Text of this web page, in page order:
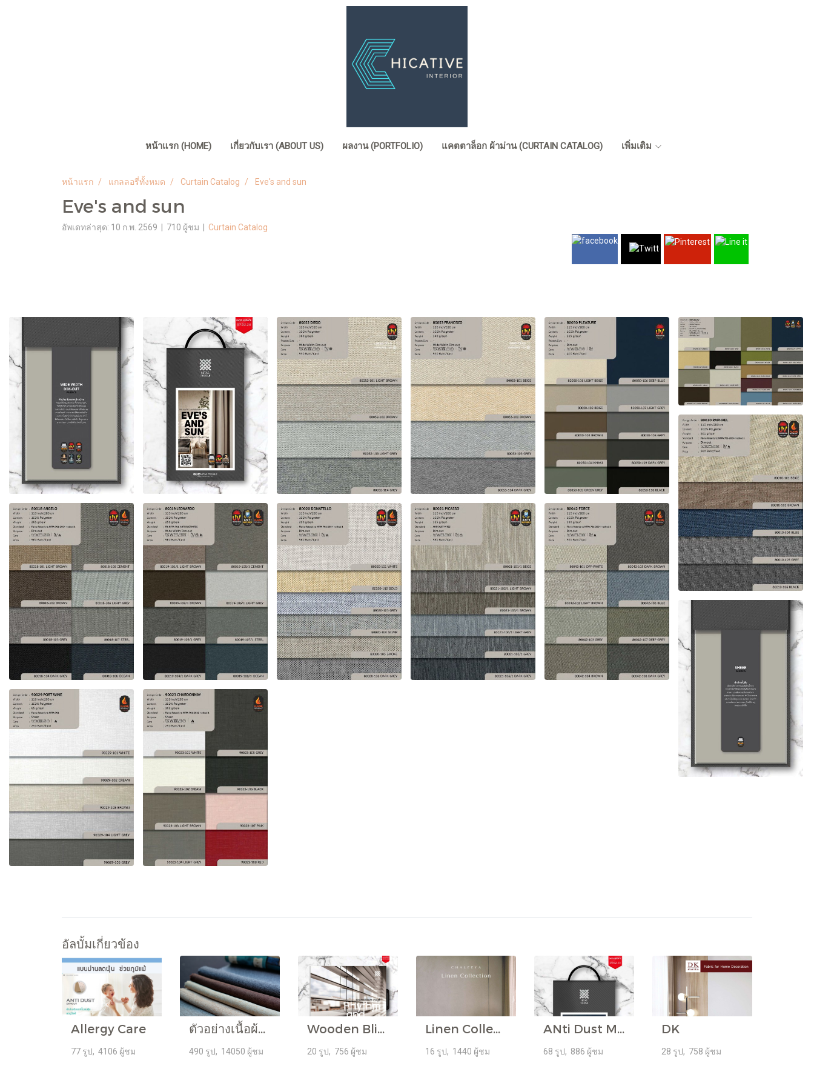
หน้าแรก (HOME) เกี่ยวกับเรา (ABOUT US) ผลงาน (PORTFOLIO) แคตตาล็อก ผ้าม่าน (CURTAIN CATALOG) เพิ่มเติม
หน้าแรก แกลลอรี่ทั้งหมด Curtain Catalog Eve's and sun
Eve's and sun
อัพเดทล่าสุด: 10 ก.พ. 2569 710 ผู้ชม Curtain Catalog
อัลบั้มเกี่ยวข้อง
Allergy Care
77 รูป, 4106 ผู้ชม
ตัวอย่างเนื้อผ้าในโปรโมชั่น
490 รูป, 14050 ผู้ชม
Wooden Blinds
20 รูป, 756 ผู้ชม
Linen Collection
16 รูป, 1440 ผู้ชม
ANti Dust Mites
68 รูป, 886 ผู้ชม
DK
28 รูป, 758 ผู้ชม